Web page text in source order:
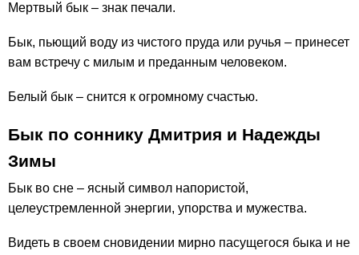
Мертвый бык – знак печали.
Бык, пьющий воду из чистого пруда или ручья – принесет
вам встречу с милым и преданным человеком.
Белый бык – снится к огромному счастью.
Бык по соннику Дмитрия и Надежды
Зимы
Бык во сне – ясный символ напористой,
целеустремленной энергии, упорства и мужества.
Видеть в своем сновидении мирно пасущегося быка и не